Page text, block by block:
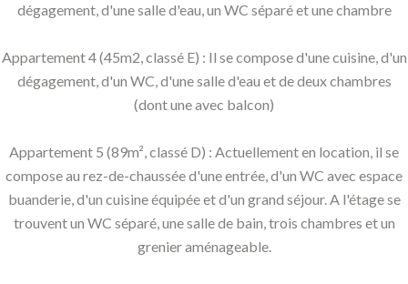
dégagement, d'une salle d'eau, un WC séparé et une chambre
Appartement 4 (45m2, classé E) : Il se compose d'une cuisine, d'un
dégagement, d'un WC, d'une salle d'eau et de deux chambres
(dont une avec balcon)
Appartement 5 (89m², classé D) : Actuellement en location, il se
compose au rez-de-chaussée d'une entrée, d'un WC avec espace
buanderie, d'un cuisine équipée et d'un grand séjour. A l'étage se
trouvent un WC séparé, une salle de bain, trois chambres et un
grenier aménageable.